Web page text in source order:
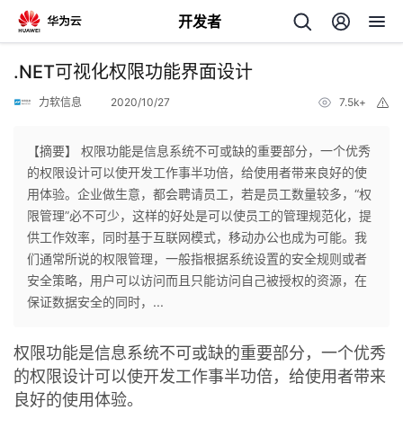
开发者
返
个
人
主
页
我
的
开
发
.NET可视化权限功能界面设计
力软信息 2020/10/27 7.5k+
【摘要】 权限功能是信息系统不可或缺的重要部分，一个优秀
的权限设计可以使开发工作事半功倍，给使用者带来良好的使
用体验。企业做生意，都会聘请员工，若是员工数量较多，“权
限管理”必不可少，这样的好处是可以使员工的管理规范化，提
供工作效率，同时基于互联网模式，移动办公也成为可能。我
们通常所说的权限管理，一般指根据系统设置的安全规则或者
安全策略，用户可以访问而且只能访问自己被授权的资源，在
保证数据安全的同时，...
权限功能是信息系统不可或缺的重要部分，一个优秀
的权限设计可以使开发工作事半功倍，给使用者带来
良好的使用体验。